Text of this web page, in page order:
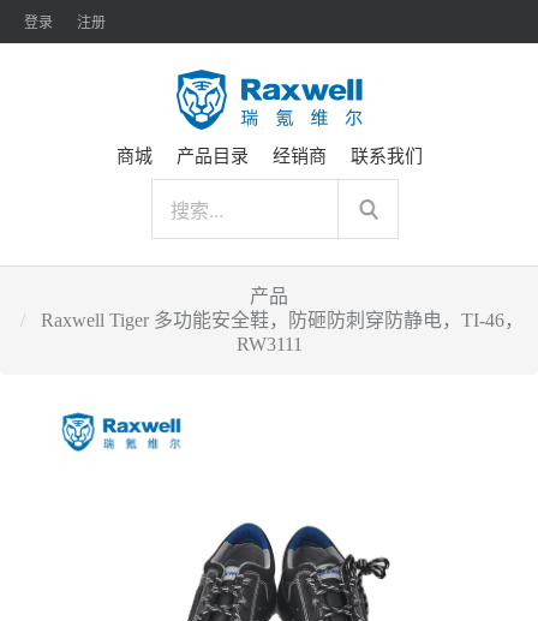
登录 注册
商城 产品目录 经销商 联系我们
产品
Raxwell Tiger 多功能安全鞋，防砸防刺穿防静电，TI-46，
RW3111